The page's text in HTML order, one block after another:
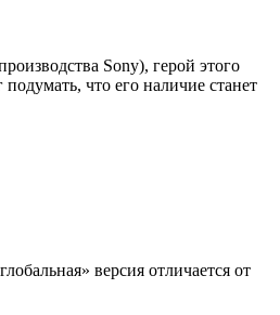
Sony), герой этого
что его наличие станет
версия отличается от